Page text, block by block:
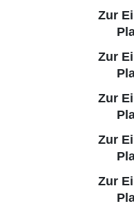
Zur
Zur
Zur
Zur
Zur